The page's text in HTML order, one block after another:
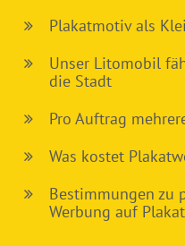
Plakatmotiv als
Unser Litomobil
die Stadt
Pro Auftrag
Was kostet
Bestimmungen zu
Werbung auf